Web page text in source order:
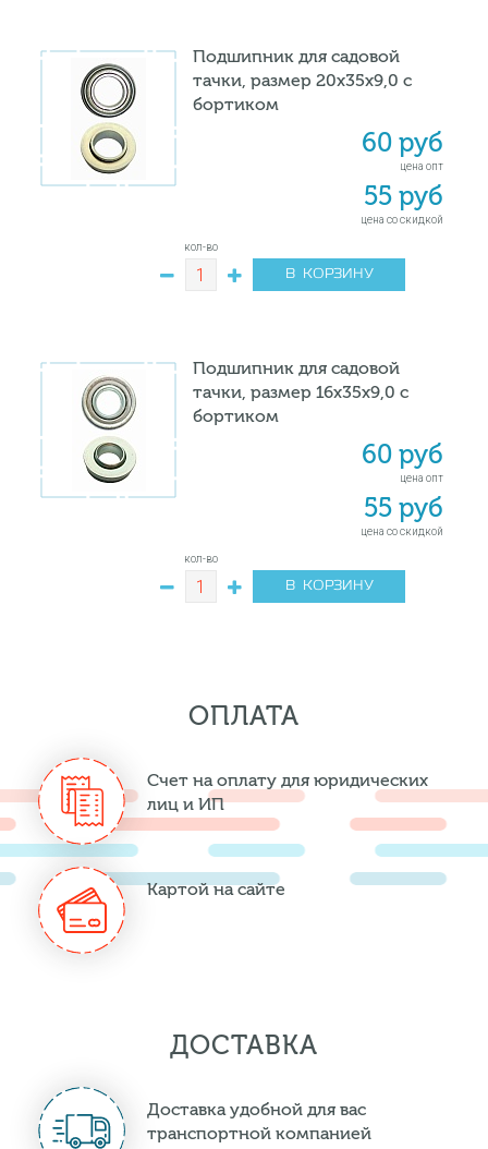
Подшипник для садовой
тачки, размер 20х35х9,0 с
бортиком
60 руб
цена опт
55 руб
цена со скидкой
кол-во
В КОРЗИНУ
Подшипник для садовой
тачки, размер 16х35х9,0 с
бортиком
60 руб
цена опт
55 руб
цена со скидкой
кол-во
В КОРЗИНУ
ОПЛАТА
Счет на оплату для юридических
лиц и ИП
Картой на сайте
ДОСТАВКА
Доставка удобной для вас
транспортной компанией